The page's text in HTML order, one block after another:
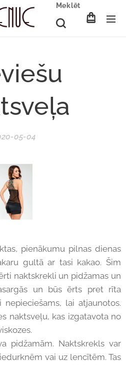
Meklēt
05-04
pienākumu pilnas dienas
gultā ar tasi kakao. Šim
naktskrekli un pidžamas un
un būs ērts pret rīta
lai atjaunotos.
naktsveļu, kas izgatavota no
pidžamām. Naktskrekls var
vai uz lencītēm. Tas